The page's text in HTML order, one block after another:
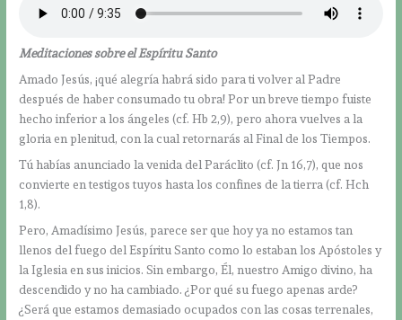
Meditaciones sobre el Espíritu Santo
Amado Jesús, ¡qué alegría habrá sido para ti volver al Padre
después de haber consumado tu obra! Por un breve tiempo fuiste
hecho inferior a los ángeles (cf. Hb 2,9), pero ahora vuelves a la
gloria en plenitud, con la cual retornarás al Final de los Tiempos.
Tú habías anunciado la venida del Paráclito (cf. Jn 16,7), que nos
convierte en testigos tuyos hasta los confines de la tierra (cf. Hch
1,8).
Pero, Amadísimo Jesús, parece ser que hoy ya no estamos tan
llenos del fuego del Espíritu Santo como lo estaban los Apóstoles y
la Iglesia en sus inicios. Sin embargo, Él, nuestro Amigo divino, ha
descendido y no ha cambiado. ¿Por qué su fuego apenas arde?
¿Será que estamos demasiado ocupados con las cosas terrenales,